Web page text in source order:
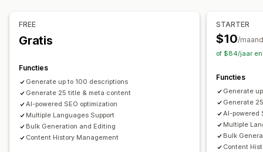
SEO
Collectie-SEO
FREE
Gratis
Functies
Generate up to 100 descriptions
Generate 25 title & meta content
AI-powered SEO optimization
Multiple Languages Support
Bulk Generation and Editing
Content History Management
STARTER
$10/maand
of $84/jaar
Functies
Generate
Generate
AI-powered
Multiple
Bulk
Content